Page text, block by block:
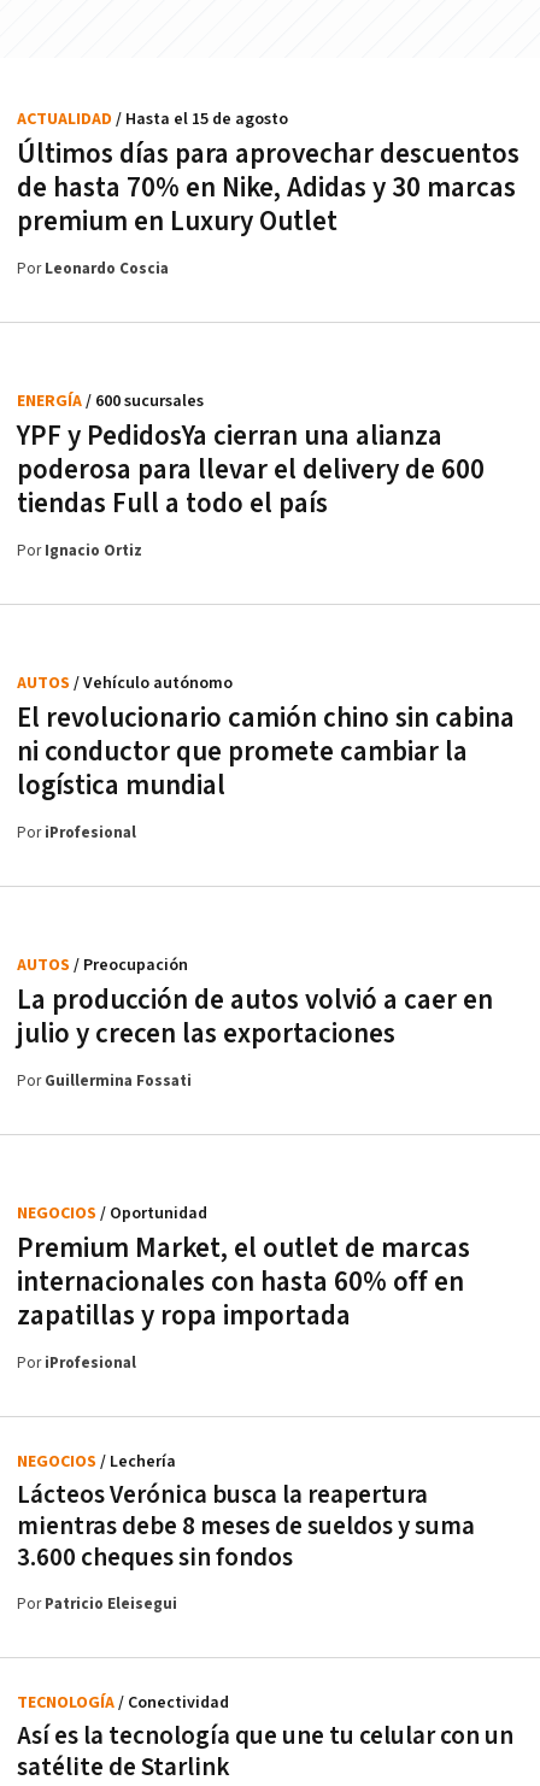
Últimos días para aprovechar descuentos
de hasta 70% en Nike, Adidas y 30 marcas
premium en Luxury Outlet
ACTUALIDAD / Hasta el 15 de agosto
PorLeonardo Coscia
YPF y PedidosYa cierran una alianza
poderosa para llevar el delivery de 600
tiendas Full a todo el país
ENERGÍA/ 600 sucursales
PorIgnacio Ortiz
El revolucionario camión chino sin cabina
ni conductor que promete cambiar la
logística mundial
AUTOS / Vehículo autónomo
PoriProfesional
La producción de autos volvió a caer en
julio y crecen las exportaciones
AUTOS / Preocupación
PorGuillermina Fossati
Premium Market, el outlet de marcas
internacionales con hasta 60% off en
zapatillas y ropa importada
NEGOCIOS / Oportunidad
PoriProfesional
Lácteos Verónica busca la reapertura
mientras debe 8 meses de sueldos y suma
3.600 cheques sin fondos
NEGOCIOS / Lechería
PorPatricio Eleisegui
Así es la tecnología que une tu celular con un
satélite de Starlink
TECNOLOGÍA/ Conectividad